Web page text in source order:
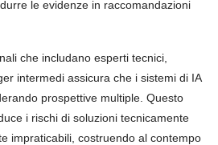
le evidenze in raccomandazioni
che includano esperti tecnici,
intermedi assicura che i sistemi di IA
prospettive multiple. Questo
i rischi di soluzioni tecnicamente
impraticabili, costruendo al contempo